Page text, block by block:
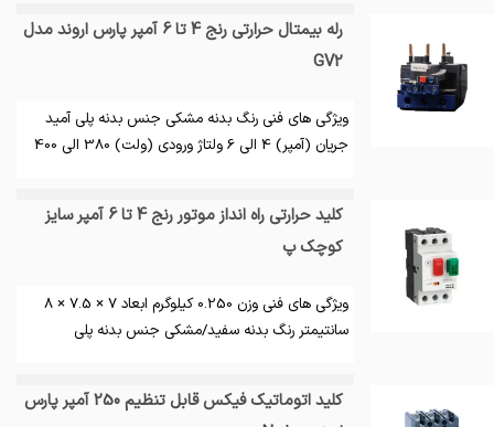
رله بیمتال حرارتی رنج 4 تا 6 آمپر پارس اروند مدل
GV2
ویژگی های فنی رنگ بدنه مشکی جنس بدنه پلی آمید
جریان (آمپر) 4 الی 6 ولتاژ ورودی (ولت) 380 الی 400
کلید حرارتی راه انداز موتور رنج 4 تا 6 آمپر سایز
کوچک پ
ویژگی های فنی وزن 0.250 کیلوگرم ابعاد 7 × 7.5 × 8
سانتیمتر رنگ بدنه سفید/مشکی جنس بدنه پلی
کلید اتوماتیک فیکس قابل تنظیم 250 آمپر پارس